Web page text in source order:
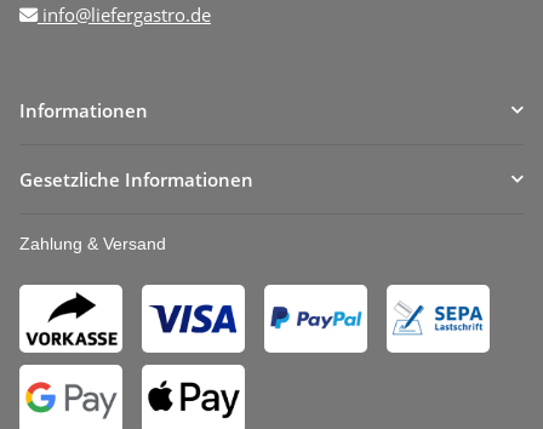
info@liefergastro.de
Informationen
Gesetzliche Informationen
Zahlung & Versand